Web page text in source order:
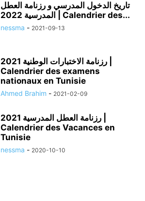
تاريخ الدخول المدرسي و رزنامة العطل
المدرسية 2022 | Calendrier des...
nessma - 2021-09-13
رزنامة الاختبارات الوطنية 2021 |
Calendrier des examens
nationaux en Tunisie
Ahmed Brahim - 2021-02-09
رزنامة العطل المدرسية 2021 |
Calendrier des Vacances en
Tunisie
nessma - 2020-10-10